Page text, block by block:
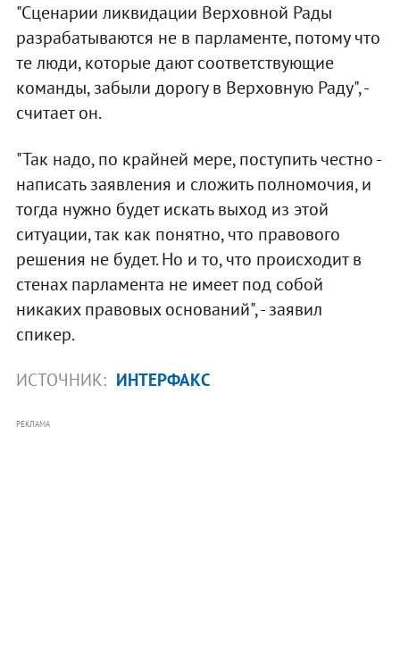
"Сценарии ликвидации Верховной Рады
разрабатываются не в парламенте, потому что
те люди, которые дают соответствующие
команды, забыли дорогу в Верховную Раду", -
считает он.
"Так надо, по крайней мере, поступить честно -
написать заявления и сложить полномочия, и
тогда нужно будет искать выход из этой
ситуации, так как понятно, что правового
решения не будет. Но и то, что происходит в
стенах парламента не имеет под собой
никаких правовых оснований", - заявил
спикер.
ИСТОЧНИК: ИНТЕРФАКС
РЕКЛАМА